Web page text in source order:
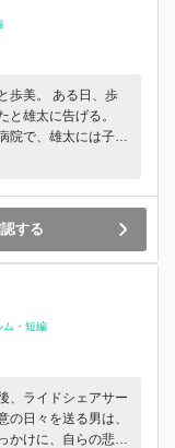
歩美。 ある日、歩
と雄太に告げる。
院で、雄太には子ど
がいがあることが判
する
ム・短編
、ライドシェアサー
の日々を送る男は、
かけに、自らの悲し